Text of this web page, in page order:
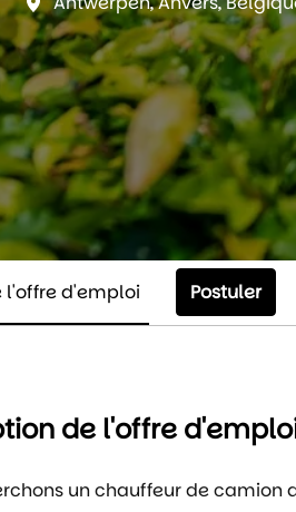
l'offre d'emploi Postuler
de l'offre
un chauffeur de